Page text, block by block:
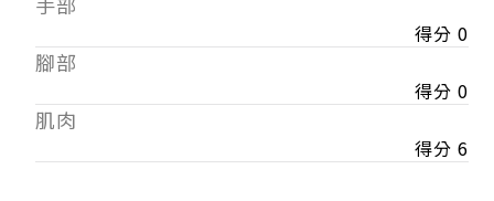
得分 0
腳部
得分 0
肌肉
得分 6
會審核通過後即通知您進行繳費，繳費資訊如下
【會費】
個人會員:
入會費新臺幣1200元，於會員入會時繳納；常年會
費1200元，於每年度繳納。